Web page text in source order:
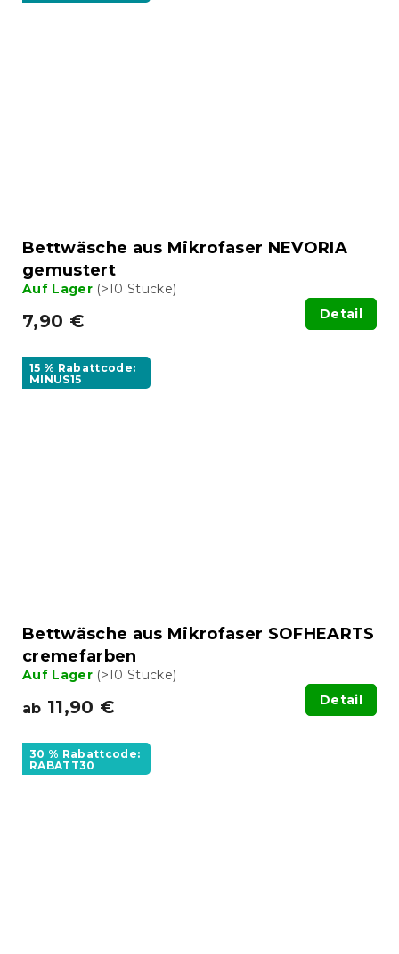
Bettwäsche aus Mikrofaser NEVORIA
gemustert
Auf Lager (>10 Stücke)
7,90 € Detail
15 % Rabattcode:
MINUS15
Bettwäsche aus Mikrofaser SOFHEARTS
cremefarben
Auf Lager (>10 Stücke)
ab 11,90 € Detail
30 % Rabattcode:
RABATT30